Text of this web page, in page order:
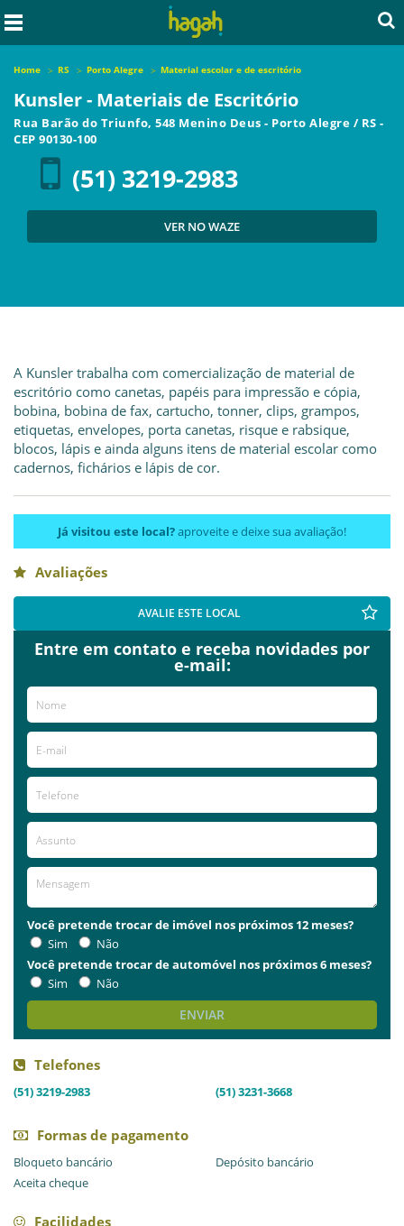
Home RS Porto Alegre Material escolar e de escritório
Kunsler - Materiais de Escritório
Rua Barão do Triunfo, 548 Menino Deus - Porto Alegre / RS -
CEP 90130-100
(51) 3219-2983
VER NO WAZE
A Kunsler trabalha com comercialização de material de
escritório como canetas, papéis para impressão e cópia,
bobina, bobina de fax, cartucho, tonner, clips, grampos,
etiquetas, envelopes, porta canetas, risque e rabsique,
blocos, lápis e ainda alguns itens de material escolar como
cadernos, fichários e lápis de cor.
Já visitou este local?aproveite e deixe sua avaliação!
Avaliações
AVALIE ESTE LOCAL
Entre em contato e receba novidades por
e-mail:
Você pretende trocar de imóvel nos próximos 12 meses?
Sim
Não
Você pretende trocar de automóvel nos próximos 6 meses?
Sim
Não
ENVIAR
Telefones
(51) 3219-2983 (51) 3231-3668
Formas de pagamento
Bloqueto bancário
Depósito bancário
Aceita cheque
Facilidades